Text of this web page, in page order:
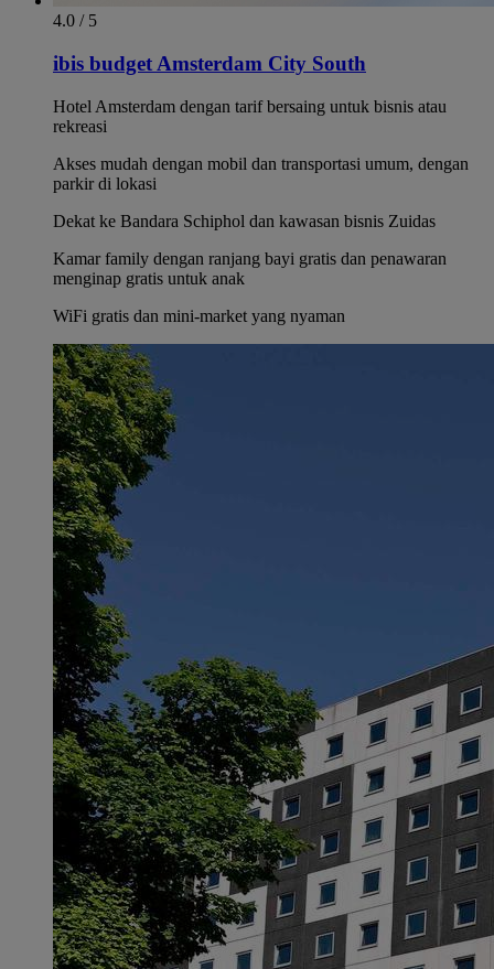
4.0 / 5
ibis budget Amsterdam City South
Hotel Amsterdam dengan tarif bersaing untuk bisnis atau
rekreasi
Akses mudah dengan mobil dan transportasi umum, dengan
parkir di lokasi
Dekat ke Bandara Schiphol dan kawasan bisnis Zuidas
Kamar family dengan ranjang bayi gratis dan penawaran
menginap gratis untuk anak
WiFi gratis dan mini-market yang nyaman